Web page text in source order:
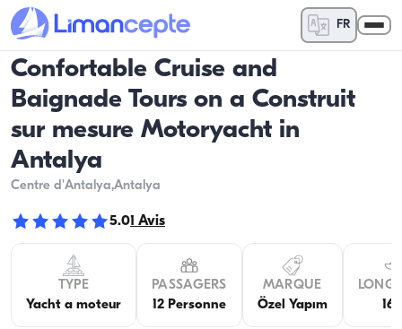
FR
Confortable Cruise and
Baignade Tours on a Construit
sur mesure Motoryacht in
Antalya
Centre d'Antalya,Antalya
5.01 Avis
TYPE
Yacht a moteur
PASSAGERS
12 Personne
MARQUE
Özel Yapım